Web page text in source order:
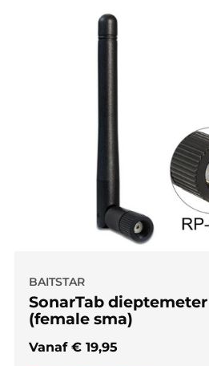
BAITSTAR
SonarTab
(female sma)
Vanaf € 19,95